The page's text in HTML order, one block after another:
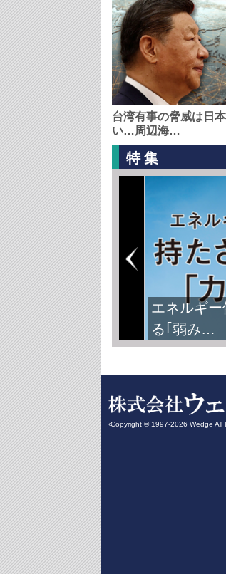
台湾有事の脅威は日
い…周辺海…
特集
エネルギ
る｢弱み…
‹Copyright © 1997-2026 Wedge All